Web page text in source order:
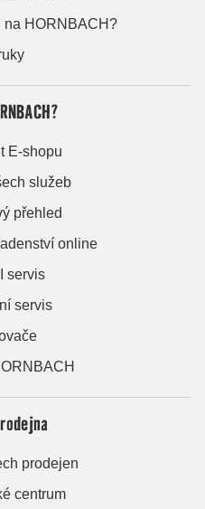
na HORNBACH?
E-shopu
služeb
přehled
online
servis
servis
prodejen
centrum